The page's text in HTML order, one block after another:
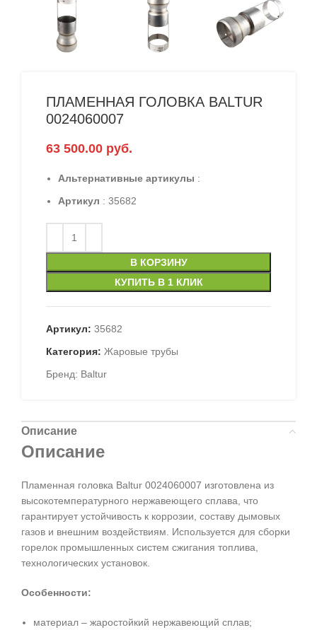
ПЛАМЕННАЯ ГОЛОВКА BALTUR
0024060007
63 500.00 руб.
Альтернативные артикулы :
Артикул : 35682
В КОРЗИНУ
КУПИТЬ В 1 КЛИК
Артикул: 35682
Категория: Жаровые трубы
Бренд: Baltur
Описание
Описание
Пламенная головка Baltur 0024060007 изготовлена из
высокотемпературного нержавеющего сплава, что
гарантирует устойчивость к коррозии, составу дымовых
газов и внешним воздействиям. Используется для сборки
горелок промышленных систем сжигания топлива,
технологических установок.
Особенности:
материал – жаростойкий нержавеющий сплав;